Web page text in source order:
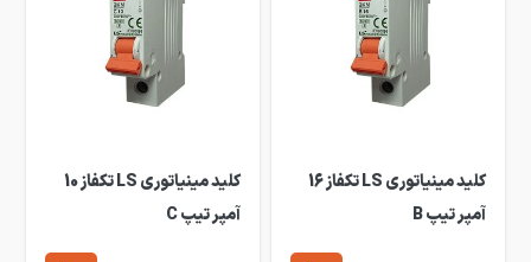
کلید مینیاتوری LS تکفاز 16
آمپر تیپ B
کلید مینیاتوری LS تکفاز 10
آمپر تیپ C